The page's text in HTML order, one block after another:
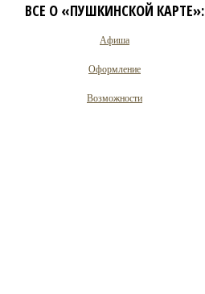
ВСЕ О «ПУШКИНСКОЙ КАРТЕ»:
Афиша
Оформление
Возможности